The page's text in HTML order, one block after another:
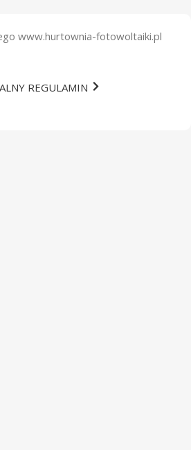
www.hurtownia-fotowoltaiki.pl
REGULAMIN